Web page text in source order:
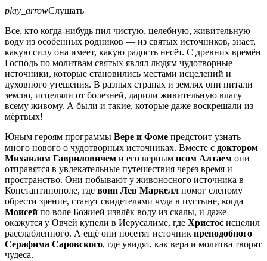
play_arrowСлушать
Все, кто когда-нибудь пил чистую, целебную, живительную
воду из особенных родников — из святых источников, знает,
какую силу она имеет, какую радость несёт. С древних времён
Господь по молитвам святых являл людям чудотворные
источники, которые становились местами исцелений и
духовного утешения. В разных странах и землях они питали
землю, исцеляли от болезней, дарили живительную влагу
всему живому. А были и такие, которые даже воскрешали из
мёртвых!
Юным героям программы Вере и Фоме предстоит узнать
много нового о чудотворных источниках. Вместе с доктором
Михаилом Гавриловичем и его верным псом Алтаем они
отправятся в увлекательные путешествия через время и
пространство. Они побывают у живоносного источника в
Константинополе, где воин Лев Маркелл помог слепому
обрести зрение, станут свидетелями чуда в пустыне, когда
Моисей по воле Божией извлёк воду из скалы, и даже
окажутся у Овчей купели в Иерусалиме, где Христос исцелил
расслабленного. А ещё они посетят источник преподобного
Серафима Саровского, где увидят, как вера и молитва творят
чудеса.